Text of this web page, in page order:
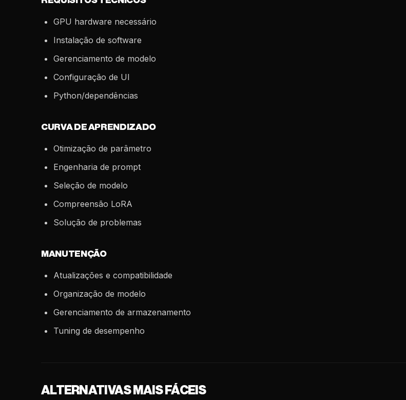
GPU hardware necessário
Instalação de software
Gerenciamento de modelo
Configuração de UI
Python/dependências
CURVA DE APRENDIZADO
Otimização de parâmetro
Engenharia de prompt
Seleção de modelo
Compreensão LoRA
Solução de problemas
MANUTENÇÃO
Atualizações e compatibilidade
Organização de modelo
Gerenciamento de armazenamento
Tuning de desempenho
ALTERNATIVAS MAIS FÁCEIS